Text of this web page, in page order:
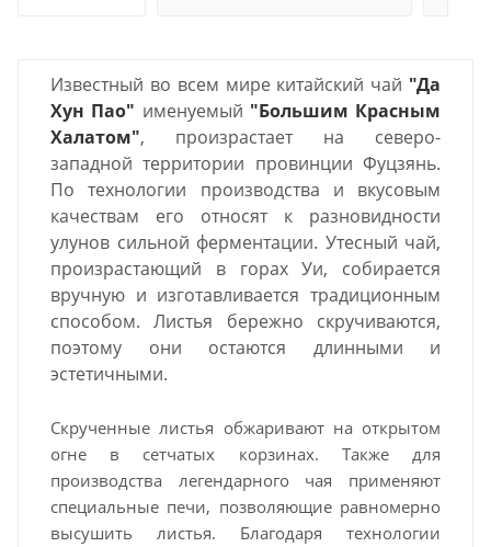
Известный во всем мире китайский чай "Да
Хун Пао" именуемый "Большим Красным
Халатом", произрастает на северо-
западной территории провинции Фуцзянь.
По технологии производства и вкусовым
качествам его относят к разновидности
улунов сильной ферментации. Утесный чай,
произрастающий в горах Уи, собирается
вручную и изготавливается традиционным
способом. Листья бережно скручиваются,
поэтому они остаются длинными и
эстетичными.
Скрученные листья обжаривают на открытом
огне в сетчатых корзинах. Также для
производства легендарного чая применяют
специальные печи, позволяющие равномерно
высушить листья. Благодаря технологии